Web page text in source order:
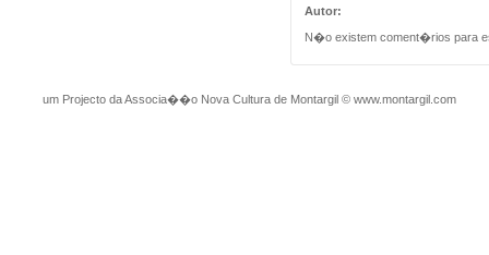
Autor:
N�o existem coment�rios para
um Projecto da Associa��o Nova Cultura de Montargil©www.montargil.com